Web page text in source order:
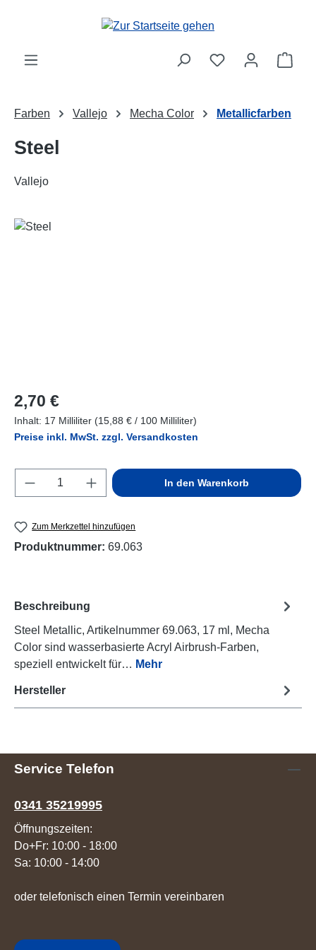
Zum Hauptinhalt springen
Farben Vallejo Mecha Color Metallicfarben
Steel
Vallejo
Bildergalerie überspringen
Regulärer Preis:
2,70 €
Inhalt: 17 Milliliter (15,88 € / 100 Milliliter)
Preise inkl. MwSt. zzgl. Versandkosten
Produkt Anzahl: Gib den gewünschten
In den Warenkorb
Zum Merkzettel hinzufügen
Produktnummer: 69.063
Beschreibung
Steel Metallic, Artikelnummer 69.063, 17 ml, Mecha
Color sind wasserbasierte Acryl Airbrush-Farben,
speziell entwickelt für… Mehr
Hersteller
Service Telefon
0341 35219995
Öffnungszeiten:
Do+Fr: 10:00 - 18:00
Sa: 10:00 - 14:00
oder telefonisch einen Termin vereinbaren